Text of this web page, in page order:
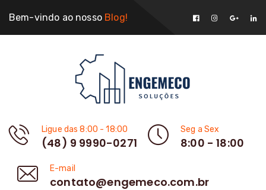
Bem-vindo ao nosso Blog!
Ligue das 8:00 - 18:00
(48) 9 9990-0271
Seg a Sex
8:00 - 18:00
E-mail
contato@engemeco.com.br